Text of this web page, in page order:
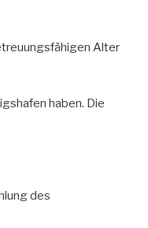
Alter
haben. Die
des